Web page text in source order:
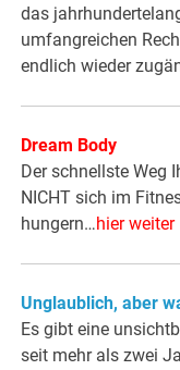
das
umfangreichen
endlich wieder
Dream Body
Der schnellste Weg
NICHT sich im
hungern…hier weiter
Unglaublich, aber
Es gibt eine
seit mehr als zwei